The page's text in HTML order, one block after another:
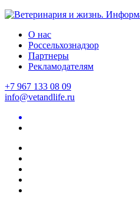
О нас
Россельхознадзор
Партнеры
Рекламодателям
+7 967 133 08 09
info@vetandlife.ru